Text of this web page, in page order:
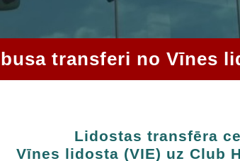
transferi no Vīnes
Lidostas transfēra
Vīnes lidosta (VIE) uz Club